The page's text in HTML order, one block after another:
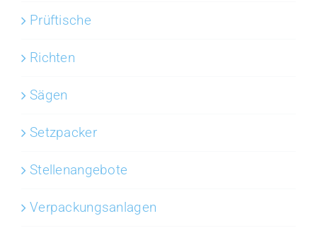
Prüftische
Richten
Sägen
Setzpacker
Stellenangebote
Verpackungsanlagen